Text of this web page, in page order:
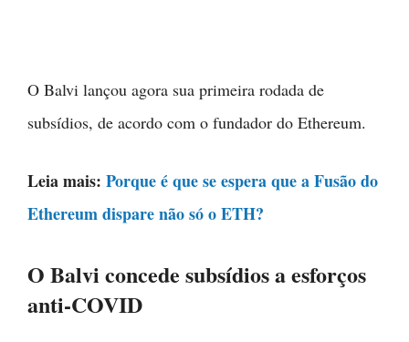
O Balvi lançou agora sua primeira rodada de
subsídios, de acordo com o fundador do Ethereum.
Leia mais: Porque é que se espera que a Fusão do
Ethereum dispare não só o ETH?
O Balvi concede subsídios a esforços
anti-COVID